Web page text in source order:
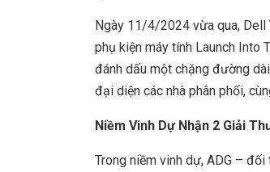
Ngày 11/4/2024 vừa qua, Dell
phụ kiện máy tính Launch Into
đánh dấu một chặng đường
đại diện các nhà phân phối,
Niềm Vinh Dự Nhận 2 Giải
Trong niềm vinh dự, ADG –